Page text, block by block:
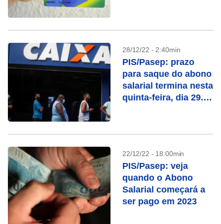
28/12/22 - 2:40min
PIS/Pasep: prazo
para saque do abono
salarial termina nesta
quinta-feira, dia 29.
22/12/22 - 18:00min
PIS/Pasep: veja
quando o Abono
Salarial começará a
ser pago em 2023